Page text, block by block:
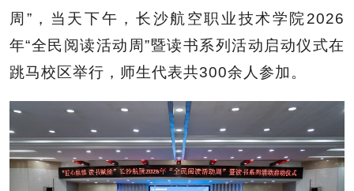
周”，当天下午，长沙航空职业技术学院2026
年“全民阅读活动周”暨读书系列活动启动仪式在
跳马校区举行，师生代表共300余人参加。